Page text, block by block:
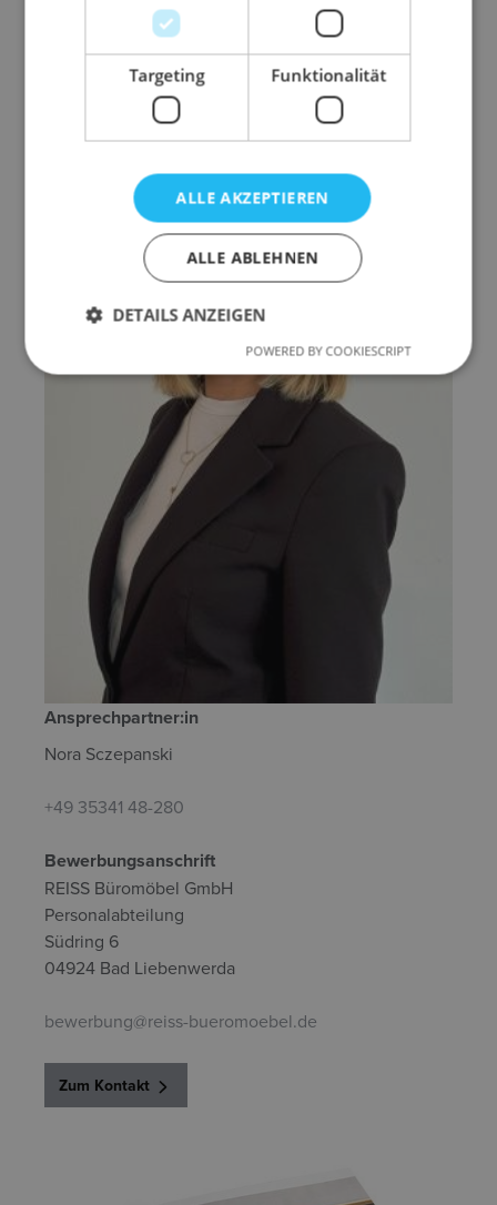
Zu den Jobausschreibungen
Sie haben Fragen?
Ansprechpartner:in
Nora Sczepanski
+49 35341 48-280
Bewerbungsanschrift
REISS Büromöbel GmbH
Personalabteilung
Südring 6
04924 Bad Liebenwerda
bewerbung@reiss-bueromoebel.de
Zum Kontakt
Targeting Funktionalität
ALLE AKZEPTIEREN
ALLE ABLEHNEN
DETAILS ANZEIGEN
POWERED BY COOKIESCRIPT